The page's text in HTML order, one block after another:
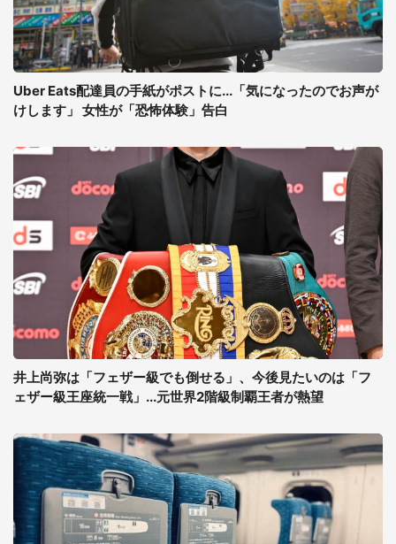
Uber Eats配達員の手紙がポストに...「気になったのでお声が
けします」 女性が「恐怖体験」告白
井上尚弥は「フェザー級でも倒せる」、今後見たいのは「フ
ェザー級王座統一戦」...元世界2階級制覇王者が熱望